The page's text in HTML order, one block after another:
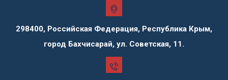
298400, Российская Федерация, Республика Крым,
город Бахчисарай, ул. Советская, 11.